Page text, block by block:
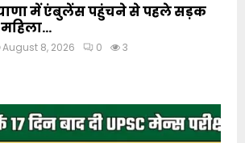
में एंबुलेंस पहुंचने से पहले सड़क
August 8, 2026 0 3